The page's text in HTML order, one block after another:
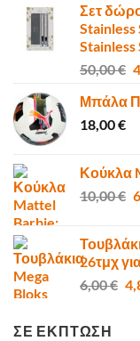
Σετ
Stainless
Stainless
50,00€
Μπάλα
18,00€
Κούκλα
10,00€
26τμχ
6,00€
ΣΕ ΕΚΠΤΩΣΗ